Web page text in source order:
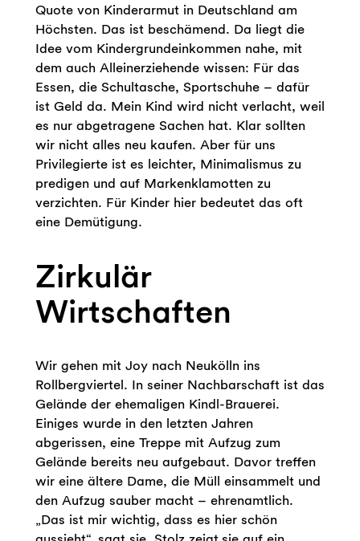
Quote von Kinderarmut in Deutschland am
Höchsten. Das ist beschämend. Da liegt die
Idee vom Kindergrundeinkommen nahe, mit
dem auch Alleinerziehende wissen: Für das
Essen, die Schultasche, Sportschuhe – dafür
ist Geld da. Mein Kind wird nicht verlacht, weil
es nur abgetragene Sachen hat. Klar sollten
wir nicht alles neu kaufen. Aber für uns
Privilegierte ist es leichter, Minimalismus zu
predigen und auf Markenklamotten zu
verzichten. Für Kinder hier bedeutet das oft
eine Demütigung.
Zirkulär
Wirtschaften
Wir gehen mit Joy nach Neukölln ins
Rollbergviertel. In seiner Nachbarschaft ist das
Gelände der ehemaligen Kindl-Brauerei.
Einiges wurde in den letzten Jahren
abgerissen, eine Treppe mit Aufzug zum
Gelände bereits neu aufgebaut. Davor treffen
wir eine ältere Dame, die Müll einsammelt und
den Aufzug sauber macht – ehrenamtlich.
„Das ist mir wichtig, dass es hier schön